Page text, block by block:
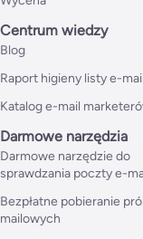
Centrum wiedzy
Blog
Raport higieny listy e-mail
Katalog e-mail
Darmowe narzędzia
Darmowe narzędzie do
sprawdzania poczty e-
Bezpłatne pobieranie
mailowych